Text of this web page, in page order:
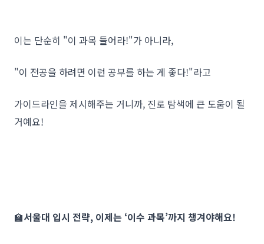
이는 단순히 "이 과목 들어라!"가 아니라,
"이 전공을 하려면 이런 공부를 하는 게 좋다!"라고
가이드라인을 제시해주는 거니까, 진로 탐색에 큰 도움이 될
거예요!
🏫서울대 입시 전략, 이제는 ‘이수 과목’까지 챙겨야해요!